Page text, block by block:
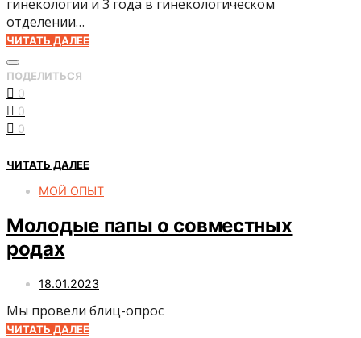
гинекологии и 3 года в гинекологическом
отделении…
ЧИТАТЬ ДАЛЕЕ
ПОДЕЛИТЬСЯ
0
0
0
ЧИТАТЬ ДАЛЕЕ
МОЙ ОПЫТ
Молодые папы о совместных
родах
18.01.2023
Мы провели блиц-опрос
ЧИТАТЬ ДАЛЕЕ